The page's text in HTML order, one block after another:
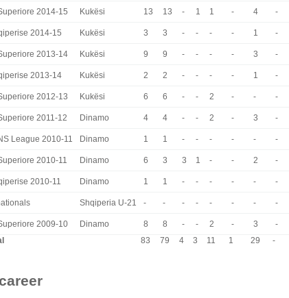
2014-15 Kukësi 13 13 - 1 1 - 4 -
2014-15 Kukësi 3 3 - - - - 1 -
2013-14 Kukësi 9 9 - - - - 3 -
2013-14 Kukësi 2 2 - - - - 1 -
2012-13 Kukësi 6 6 - - 2 - - -
2011-12 Dinamo 4 4 - - 2 - 3 -
League 2010-11 Dinamo 1 1 - - - - - -
2010-11 Dinamo 6 3 3 1 - - 2 -
2010-11 Dinamo 1 1 - - - - - -
Shqiperia U-21 - - - - - - - -
2009-10 Dinamo 8 8 - - 2 - 3 -
83 79 4 3 11 1 29 -